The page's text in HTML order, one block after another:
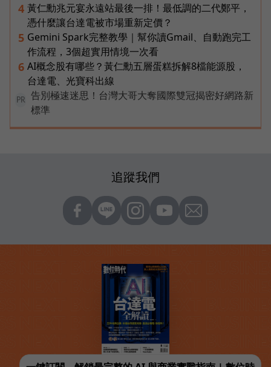
4 黃仁勳兆元宴永遠站最後一排！最低調的二代鄭平，
憑什麼讓台達電被市場重新定價？
5 Gemini Spark完整教學｜幫你讀Gmail、自動跑完工
作流程，3個超實用情境一次看
6 AI概念股有哪些？黃仁勳五層蛋糕拆解8檔能源股，
台達電、光寶科出線
PR
告別極速迷思！台灣大哥大奪國際雙冠揭密好網路新
標準
追蹤我們